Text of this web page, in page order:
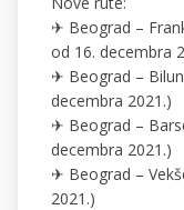
✈ Beograd –
od 16. decembra
✈ Beograd –
decembra 2021.)
✈ Beograd –
decembra 2021.)
✈ Beograd –
2021.)